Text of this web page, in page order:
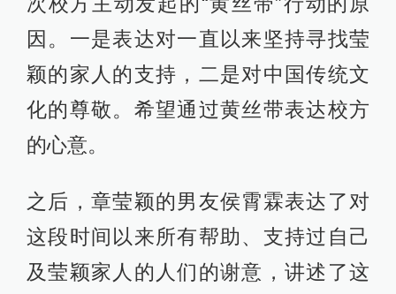
因。一是表达对一直以来坚持寻找莹
颖的家人的支持，二是对中国传统文
化的尊敬。希望通过黄丝带表达校方
的心意。
之后，章莹颖的男友侯霄霖表达了对
这段时间以来所有帮助、支持过自己
及莹颖家人的人们的谢意，讲述了这